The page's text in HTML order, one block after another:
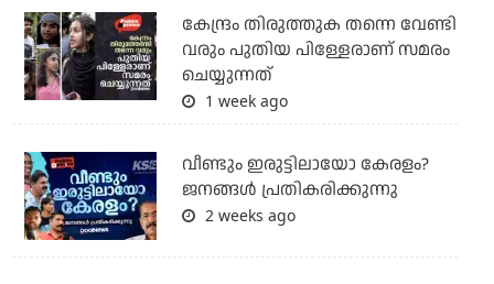
കേന്ദ്രം തിരുത്തുക തന്നെ വേണ്ടി
വരും പുതിയ പിള്ളേരാണ് സമരം
ചെയ്യുന്നത്
1 week ago
വീണ്ടും ഇരുട്ടിലായോ കേരളം?
ജനങ്ങൾ പ്രതികരിക്കുന്നു
2 weeks ago